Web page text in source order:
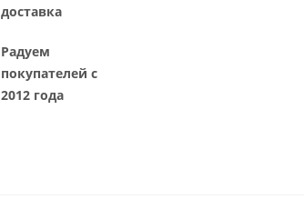
доставка
Радуем
покупателей с
2012 года